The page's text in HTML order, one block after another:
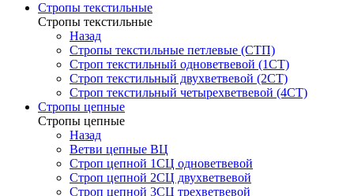
Стропы текстильные
Стропы текстильные
Назад
Стропы текстильные петлевые (СТП)
Строп текстильный одноветвевой (1СТ)
Строп текстильный двухветвевой (2СТ)
Строп текстильный четырехветвевой (4СТ)
Стропы цепные
Стропы цепные
Назад
Ветви цепные ВЦ
Строп цепной 1СЦ одноветвевой
Строп цепной 2СЦ двухветвевой
Строп цепной 3СЦ трехветвевой